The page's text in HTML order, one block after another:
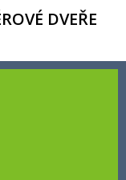
DVEŘE